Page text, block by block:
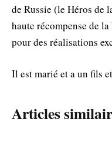
de Russie (le Héros de
haute récompense de
pour des réalisations
Il est marié et a un fils
Articles